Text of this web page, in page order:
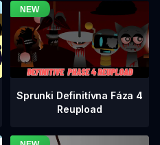
Sprunki Definitívna Fáza 4
Reupload